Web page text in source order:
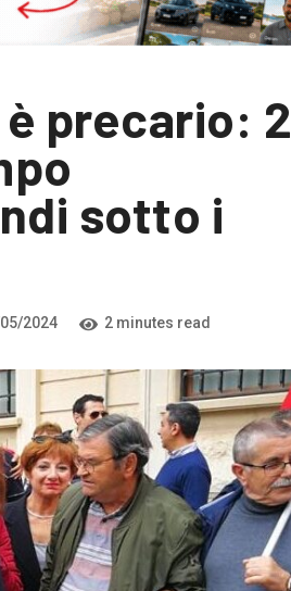
precario: 2
sotto i
2024 2 minutes read